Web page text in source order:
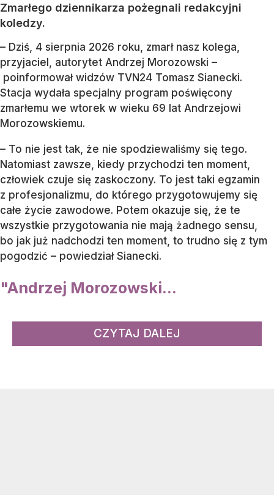
Zmarłego dziennikarza pożegnali redakcyjni
koledzy.
– Dziś, 4 sierpnia 2026 roku, zmarł nasz kolega,
przyjaciel, autorytet Andrzej Morozowski –
poinformował widzów TVN24 Tomasz Sianecki.
Stacja wydała specjalny program poświęcony
zmarłemu we wtorek w wieku 69 lat Andrzejowi
Morozowskiemu.
– To nie jest tak, że nie spodziewaliśmy się tego.
Natomiast zawsze, kiedy przychodzi ten moment,
człowiek czuje się zaskoczony. To jest taki egzamin
z profesjonalizmu, do którego przygotowujemy się
całe życie zawodowe. Potem okazuje się, że te
wszystkie przygotowania nie mają żadnego sensu,
bo jak już nadchodzi ten moment, to trudno się z tym
pogodzić – powiedział Sianecki.
"Andrzej Morozowski...
CZYTAJ DALEJ